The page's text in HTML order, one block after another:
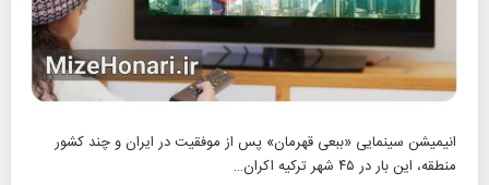
انیمیشن سینمایی «ببعی قهرمان» پس از موفقیت در ایران و چند کشور
منطقه، این بار در ۴۵ شهر ترکیه اکران…